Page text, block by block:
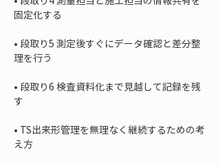
• 段取り5 測定後すぐにデータ確認と差分整
• 段取り6 検査資料化まで見越して記録を残
• TS出来形管理を無理なく継続するための考